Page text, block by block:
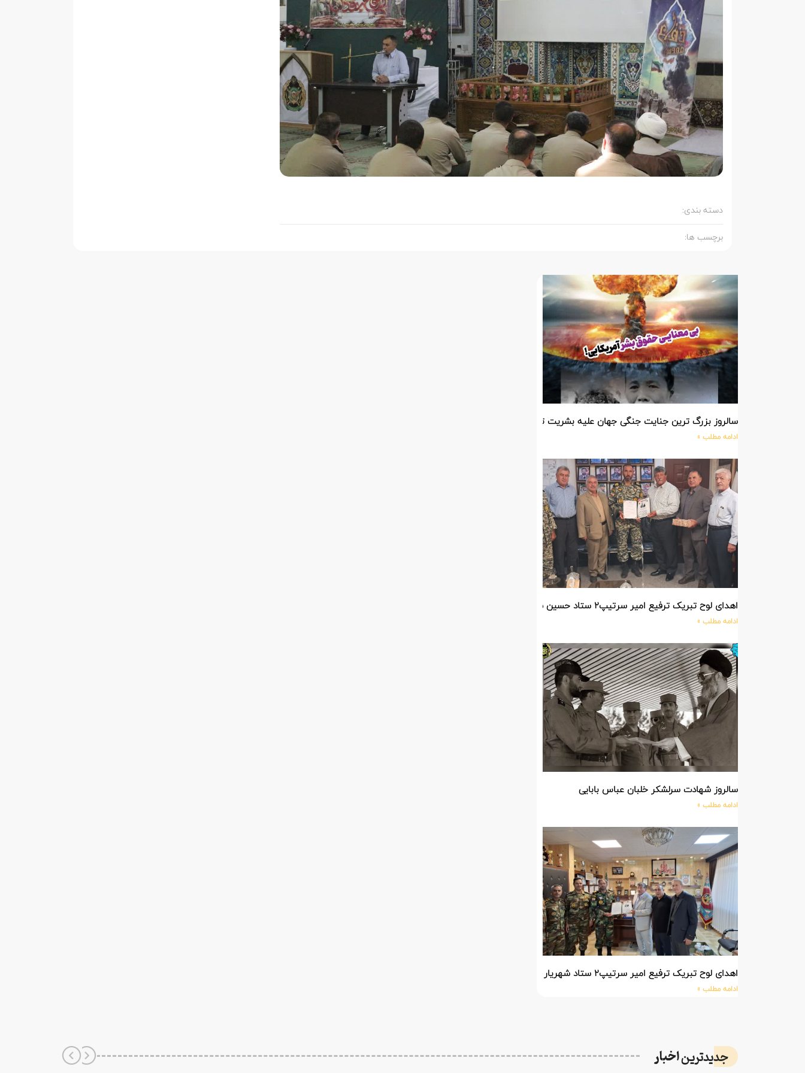
دسته بندی:
برچسب ها:
سالروز بزرگ ترین جنایت جنگی جهان علیه بشریت توسط بزرگ ترین مدعی دروغین حقوق بشر
ادامه مطلب »
اهدای لوح تبریک ترفیع امیر سرتیپ۲ ستاد حسین صادق زاده فرمانده تیپ ۲۵ واکنش سریع شهید آبگون نزاجا مستقر در تبریز
ادامه مطلب »
سالروز شهادت سرلشکر خلبان عباس بابایی
ادامه مطلب »
اهدای لوح تبریک ترفیع امیر سرتیپ۲ ستاد شهریار پورفضلی فرمانده تیپ ۳۶۴ شهید نصیرزاده نزاجا مستقر در مهاباد
ادامه مطلب »
جدیدتریناخبار